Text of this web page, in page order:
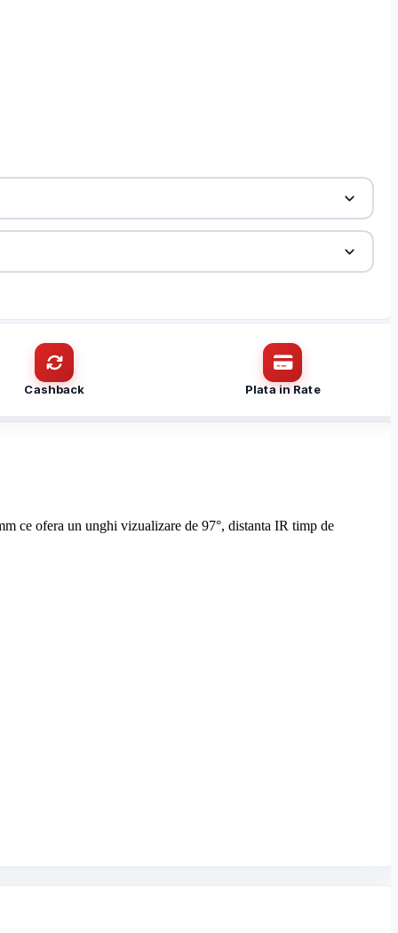
Cashback Plata in Rate
ce ofera un unghi vizualizare de 97°, distanta IR timp de